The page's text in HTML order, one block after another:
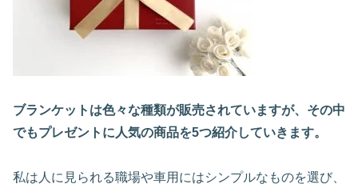
ブランケットは色々な種類が販売されていますが、その中
でもプレゼントに人気の商品を5つ紹介していきます。
私は人に見られる職場や車用にはシンプルなものを選び、